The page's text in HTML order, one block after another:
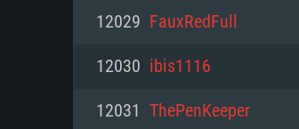
PC
최소사양
최소사양
최소사양
12029 FauxRedFull
12030 ibis1116
12031 ThePenKeeper